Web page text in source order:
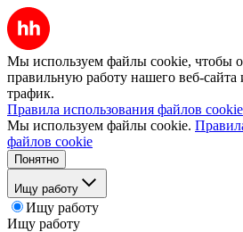
Мы используем файлы cookie, чтобы
правильную работу нашего веб-сайта
трафик.
Правила использования файлов cookie
Мы используем файлы cookie.
файлов cookie
Понятно
Ищу работу
Ищу работу
Ищу работу